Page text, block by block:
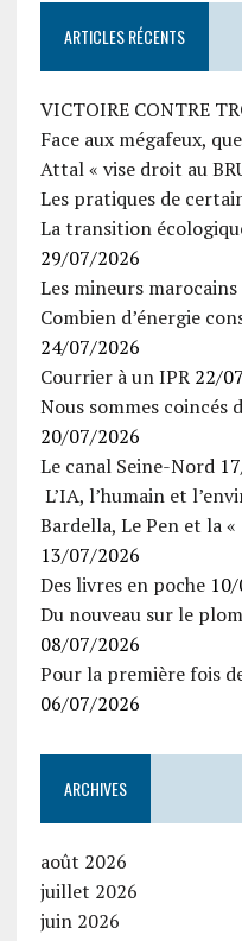
ARTICLES RÉCENTS
VICTOIRE CONTRE
Face aux mégafeux,
Attal « vise droit au
Les pratiques de
La transition
29/07/2026
Les mineurs
Combien d’énergie
24/07/2026
Courrier à un IPR 22/
Nous sommes coincés
20/07/2026
Le canal Seine-Nord
L’IA, l’humain et
Bardella, Le Pen et la
13/07/2026
Des livres en poche
Du nouveau sur le
08/07/2026
Pour la première fois
06/07/2026
ARCHIVES
août 2026
juillet 2026
juin 2026